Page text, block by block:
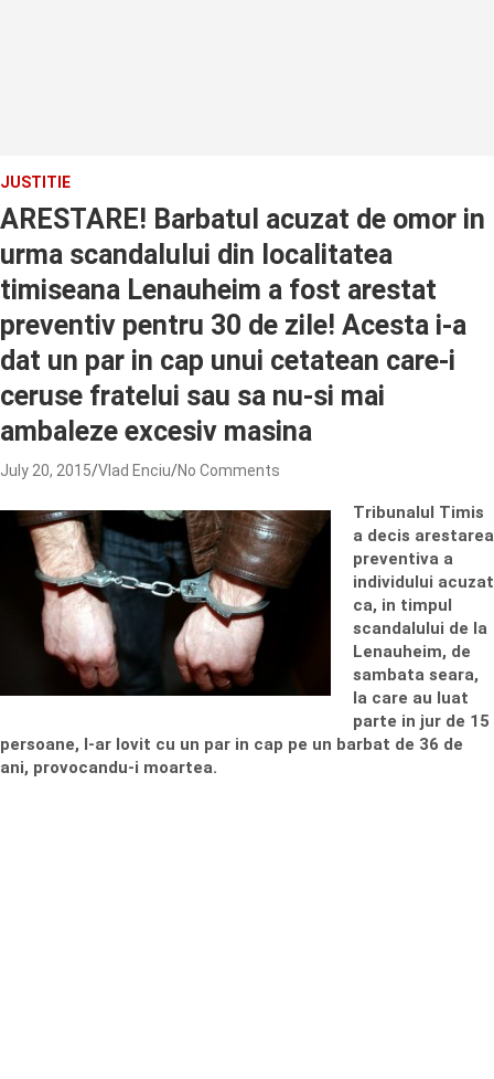
JUSTITIE
ARESTARE! Barbatul acuzat de omor in
urma scandalului din localitatea
timiseana Lenauheim a fost arestat
preventiv pentru 30 de zile! Acesta i-a
dat un par in cap unui cetatean care-i
ceruse fratelui sau sa nu-si mai
ambaleze excesiv masina
July 20, 2015 Vlad Enciu No Comments
Tribunalul Timis
a decis arestarea
preventiva a
individului acuzat
ca, in timpul
scandalului de la
Lenauheim, de
sambata seara,
la care au luat
parte in jur de 15
persoane, l-ar lovit cu un par in cap pe un barbat de 36 de
ani, provocandu-i moartea.